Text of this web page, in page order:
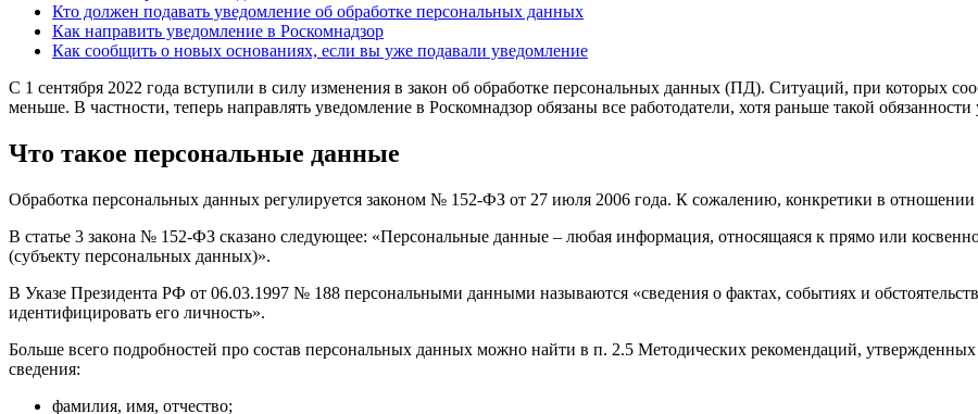
Кто должен подавать уведомление об обработке персональных данных
Как направить уведомление в Роскомнадзор
Как сообщить о новых основаниях, если вы уже подавали уведомление
С 1 сентября 2022 года вступили в силу изменения в закон об обработке персональных данных (ПД). Ситуаций, при которых
меньше. В частности, теперь направлять уведомление в Роскомнадзор обязаны все работодатели, хотя раньше такой
Что такое персональные данные
Обработка персональных данных регулируется законом № 152-ФЗ от 27 июля 2006 года. К сожалению, конкретики в
В статье 3 закона № 152-ФЗ сказано следующее: «Персональные данные – любая информация, относящаяся к прямо или
(субъекту персональных данных)».
В Указе Президента РФ от 06.03.1997 № 188 персональными данными называются «сведения о фактах, событиях и
идентифицировать его личность».
Больше всего подробностей про состав персональных данных можно найти в п. 2.5 Методических рекомендаций,
сведения:
фамилия, имя, отчество;